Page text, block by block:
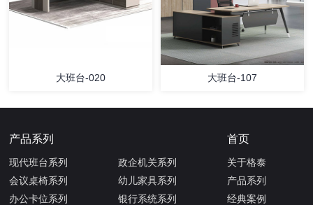
大班台-020 大班台-107
产品系列
现代班台系列
会议桌椅系列
办公卡位系列
政企机关系列
幼儿家具系列
银行系统系列
首页
关于格泰
产品系列
经典案例